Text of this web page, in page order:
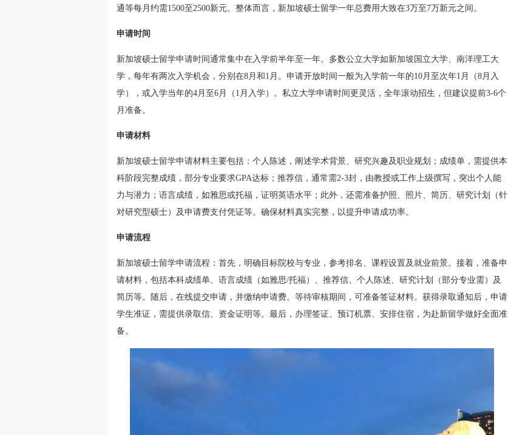
通等每月约需1500至2500新元。整体而言，新加坡硕士留学一年总费用大致在3万至7万新元之间。
申请时间
新加坡硕士留学申请时间通常集中在入学前半年至一年。多数公立大学如新加坡国立大学、南洋理工大
学，每年有两次入学机会，分别在8月和1月。申请开放时间一般为入学前一年的10月至次年1月（8月入
学），或入学当年的4月至6月（1月入学）。私立大学申请时间更灵活，全年滚动招生，但建议提前3-6个
月准备。
申请材料
新加坡硕士留学申请材料主要包括：个人陈述，阐述学术背景、研究兴趣及职业规划；成绩单，需提供本
科阶段完整成绩，部分专业要求GPA达标；推荐信，通常需2-3封，由教授或工作上级撰写，突出个人能
力与潜力；语言成绩，如雅思或托福，证明英语水平；此外，还需准备护照、照片、简历、研究计划（针
对研究型硕士）及申请费支付凭证等。确保材料真实完整，以提升申请成功率。
申请流程
新加坡硕士留学申请流程：首先，明确目标院校与专业，参考排名、课程设置及就业前景。接着，准备申
请材料，包括本科成绩单、语言成绩（如雅思/托福）、推荐信、个人陈述、研究计划（部分专业需）及
简历等。随后，在线提交申请，并缴纳申请费。等待审核期间，可准备签证材料。获得录取通知后，申请
学生准证，需提供录取信、资金证明等。最后，办理签证、预订机票、安排住宿，为赴新留学做好全面准
备。